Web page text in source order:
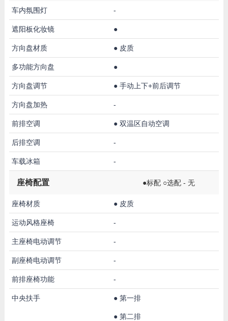
车内氛围灯 -
遮阳板化妆镜 ●
方向盘材质 ● 皮质
多功能方向盘 ●
方向盘调节 ● 手动上下+前后调节
方向盘加热 -
前排空调 ● 双温区自动空调
后排空调 -
车载冰箱 -
座椅配置 ●标配 ○选配 - 无
座椅材质 ● 皮质
运动风格座椅 -
主座椅电动调节 -
副座椅电动调节 -
前排座椅功能 -
中央扶手 ● 第一排
● 第二排